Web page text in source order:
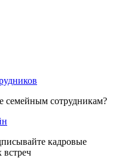
семейным сотрудникам?
кадровые
встреч